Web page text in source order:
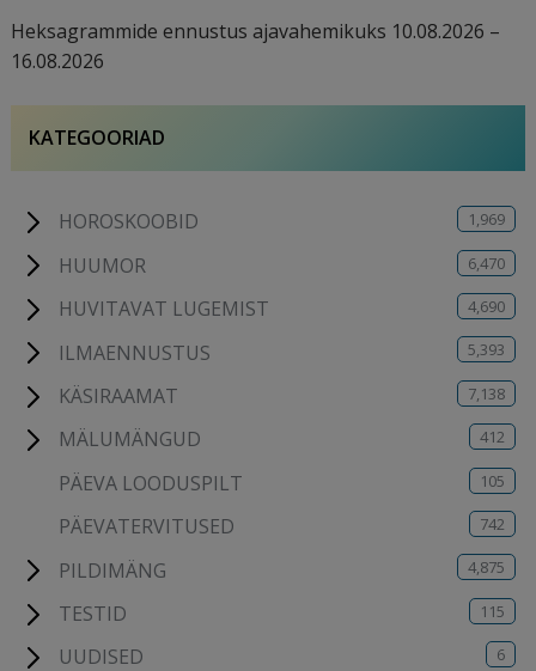
Heksagrammide ennustus ajavahemikuks 10.08.2026 –
16.08.2026
KATEGOORIAD
HOROSKOOBID 1,969
HUUMOR 6,470
HUVITAVAT LUGEMIST 4,690
ILMAENNUSTUS 5,393
KÄSIRAAMAT 7,138
MÄLUMÄNGUD 412
PÄEVA LOODUSPILT 105
PÄEVATERVITUSED 742
PILDIMÄNG 4,875
TESTID 115
UUDISED 6